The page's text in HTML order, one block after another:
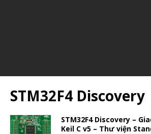
STM32F4 Discovery
STM32F4 Discovery –
Keil C v5 – Thư viện